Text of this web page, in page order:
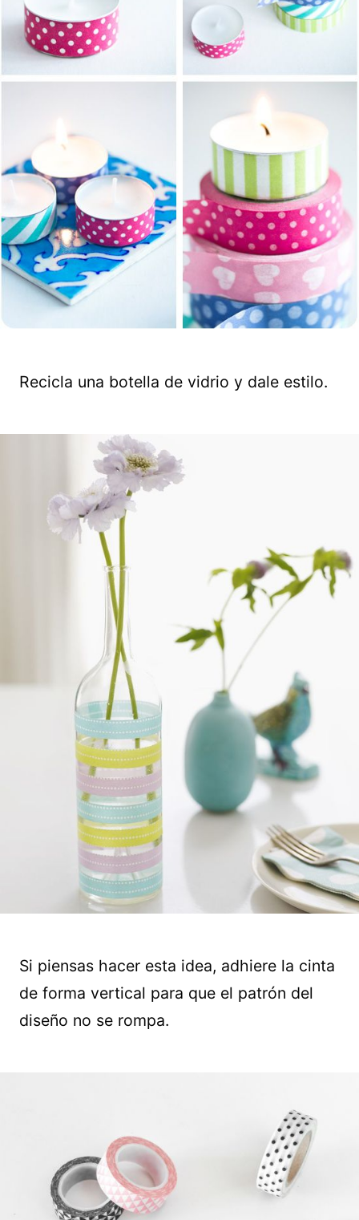
Recicla una botella de vidrio y dale estilo.
Si piensas hacer esta idea, adhiere la cinta
de forma vertical para que el patrón del
diseño no se rompa.